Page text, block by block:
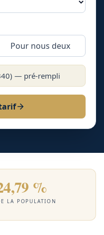
Pour nous deux
) — pré-rempli
%
LA POPULATION